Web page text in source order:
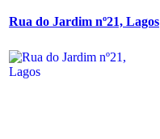
Rua do Jardim nº21, Lagos